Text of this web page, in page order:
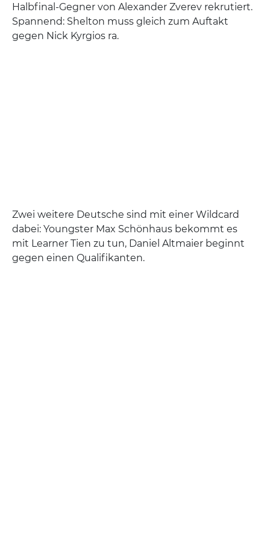
Halbfinal-Gegner von Alexander Zverev rekrutiert.
Spannend: Shelton muss gleich zum Auftakt
gegen Nick Kyrgios ra.
Zwei weitere Deutsche sind mit einer Wildcard
dabei: Youngster Max Schönhaus bekommt es
mit Learner Tien zu tun, Daniel Altmaier beginnt
gegen einen Qualifikanten.